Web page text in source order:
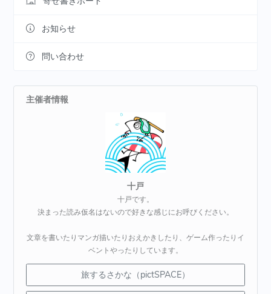
お知らせ
問い合わせ
主催者情報
十戸
十戸です。
決まった読み仮名はないので好きな感じにお呼びください。
文章を書いたりマンガ描いたりおえかきしたり、ゲーム作ったりイ
ベントやったりしています。
旅するさかな（pictSPACE）